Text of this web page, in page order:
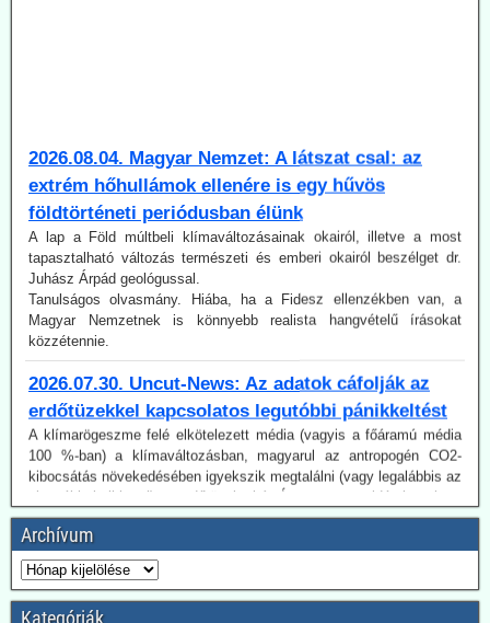
földtörténeti periódusban élünk
A lap a Föld múltbeli klímaváltozásainak okairól, illetve a most
tapasztalható változás természeti és emberi okairól beszélget dr.
Juhász Árpád geológussal.
Tanulságos olvasmány. Hiába, ha a Fidesz ellenzékben van, a
Magyar Nemzetnek is könnyebb realista hangvételű írásokat
közzétennie.
2026.07.30. Uncut-News: Az adatok cáfolják az
erdőtüzekkel kapcsolatos legutóbbi pánikkeltést
A klímarögeszme felé elkötelezett média (vagyis a főáramú média
100 %-ban) a klímaváltozásban, magyarul az antropogén CO2-
kibocsátás növekedésében igyekszik megtalálni (vagy legalábbis az
olvasókkal elhitetni) az erdőtüzek okát. Így van ez az idén is, mint a
korábbi években. A gépezet figyelmen kívül hagyja úgy az emberi
tényezőt, akár a gondatlanságot, akár a szándékos gyújtogatást,
mint a hatósági ideológiavezérelt hozzáállást, amit több
bejegyzésünkben tematizáltunk. De még így is van egy probléma:
Az idén jóval alacsonyabb a tűzesetek száma világszerte, mint a
regisztrálás 2003-as kezdete óta.
Ugyancsak az uncut-news számol be róla, Franciaországban idén
Archívum
Kategóriák